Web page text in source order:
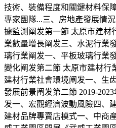
技術、裝備程度和關鍵材料保
專家團隊...三、房地產發展情
據監測阐发第一節 太原市建材
業數量增長阐发三、水泥行業
璃行業阐发一、平板玻璃行業
變化阐发第二節 太原市建材行
建材行業社會環境阐发一、生
發展前景阐发第二節 2019-
发一、宏觀經濟波動風險四、
建材品牌專賣店模式一、中商